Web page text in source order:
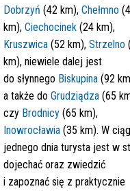
Dobrzyń (42 km), Chełmno
km), Ciechocinek (24 km),
Kruszwica (52 km), Strzelno
km), niewiele dalej jest
do słynnego Biskupina (92
a także do Grudziądza (65
czy Brodnicy (65 km),
Inowrocławia (35 km). W
jednego dnia turysta jest w
dojechać oraz zwiedzić
i zapoznać się z praktycznie